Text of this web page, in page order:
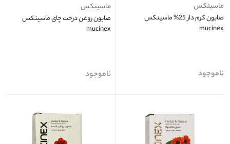
ماسینکس
صابون کرم دار 25% ماسینکس
mucinex
ناموجود
ماسینکس
صابون روغن درخت چای ماسینکس
mucinex
ناموجود